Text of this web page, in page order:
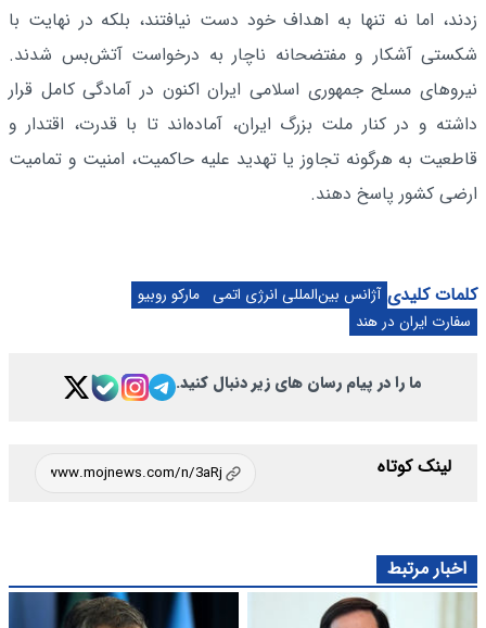
زدند، اما نه تنها به اهداف خود دست نیافتند، بلکه در نهایت با
شکستی آشکار و مفتضحانه ناچار به درخواست آتش‌بس شدند.
نیروهای مسلح جمهوری اسلامی ایران اکنون در آمادگی کامل قرار
داشته و در کنار ملت بزرگ ایران، آماده‌اند تا با قدرت، اقتدار و
قاطعیت به هرگونه تجاوز یا تهدید علیه حاکمیت، امنیت و تمامیت
ارضی کشور پاسخ دهند.
کلمات کلیدی آژانس بین‌المللی انرژی اتمی مارکو روبیو
سفارت ایران در هند
ما را در پیام رسان های زیر دنبال کنید.
لینک کوتاه
اخبار مرتبط